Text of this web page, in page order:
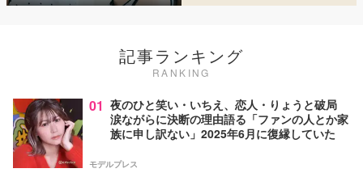
記事ランキング
RANKING
01 夜のひと笑い・いちえ、恋人・りょうと破局
涙ながらに決断の理由語る「ファンの人とか家
族に申し訳ない」2025年6月に復縁していた
モデルプレス